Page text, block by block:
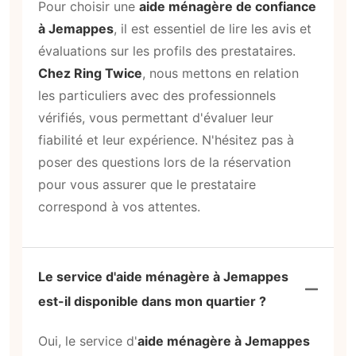
confiance à Jemappes ?
Pour choisir une
aide ménagère de confiance
à Jemappes
évaluations sur les profils des prestataires.
Chez Ring Twice
, nous mettons en relation
les particuliers avec des professionnels
vérifiés, vous permettant d'évaluer leur
fiabilité et leur expérience. N'hésitez pas à
poser des questions lors de la réservation
Le service d'aide ménagère à Jemappes